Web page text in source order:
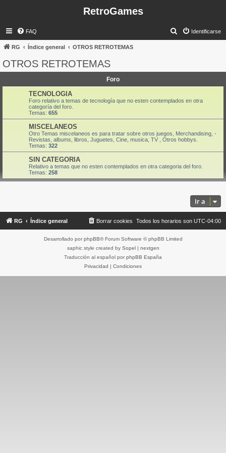
RetroGames
FAQ Identificarse
RG Índice general OTROS RETROTEMAS
OTROS RETROTEMAS
Foro
TECNOLOGIA
Foro relativo a temas de tecnología que no esten contemplados en otra
categoría del foro.
Temas: 655
MISCELANEOS
Otro Temas miscelaneos es para tratar sobre otros juegos, Merchandising, -
Revistas, albums, libros, Juguetes, Cine, musica, TV , Otros hobbys.
Temas: 322
SIN CATEGORIA
Relativo a temas que no esten contemplados en otra categoria del foro.
Temas: 258
Ir a
RG Índice general Todos los horarios son UTC-04:00
Borrar cookies
Desarrollado por phpBB® Forum Software © phpBB Limited
saphic style created by Sopel| nextgen
Traducción al español por phpBB España
Privacidad | Condiciones